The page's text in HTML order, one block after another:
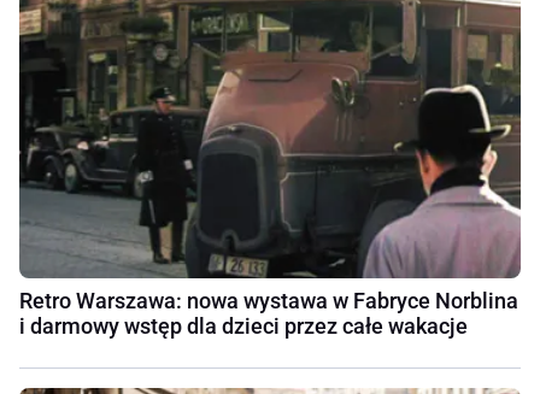
Retro Warszawa: nowa wystawa w Fabryce Norblina
i darmowy wstęp dla dzieci przez całe wakacje